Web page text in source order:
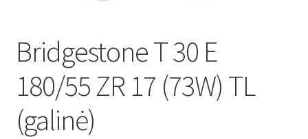
Bridgestone T 30 E
180/55 ZR 17 (73W) TL
(galinė)